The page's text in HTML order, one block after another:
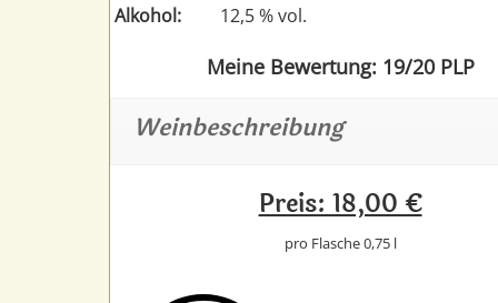
Alkohol:
12,5 % vol.
Meine Bewertung: 19/20 PLP
Weinbeschreibung
Preis: 18,00 €
pro Flasche 0,75 l